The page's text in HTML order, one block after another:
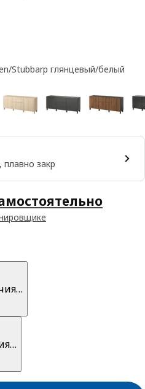
Stubbarp глянцевый/белый
закр